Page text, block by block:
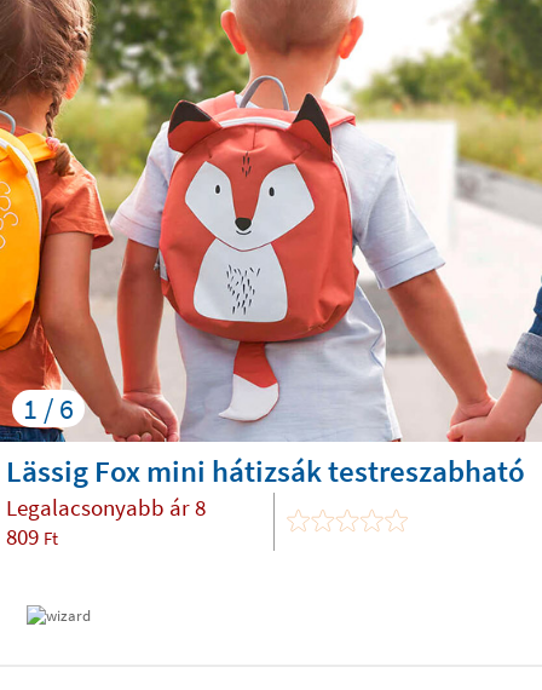
1 / 6
Lässig Fox mini hátizsák testreszabható
Legalacsonyabb ár8
809 Ft